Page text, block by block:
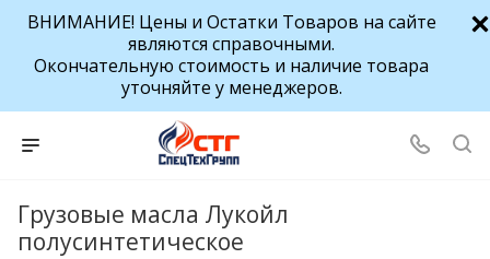
ВНИМАНИЕ! Цены и Остатки Товаров на сайте
являются справочными.
Окончательную стоимость и наличие товара
уточняйте у менеджеров.
Грузовые масла Лукойл
полусинтетическое